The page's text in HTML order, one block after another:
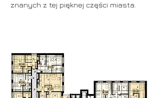
znanych z tej pięknej części miasta.